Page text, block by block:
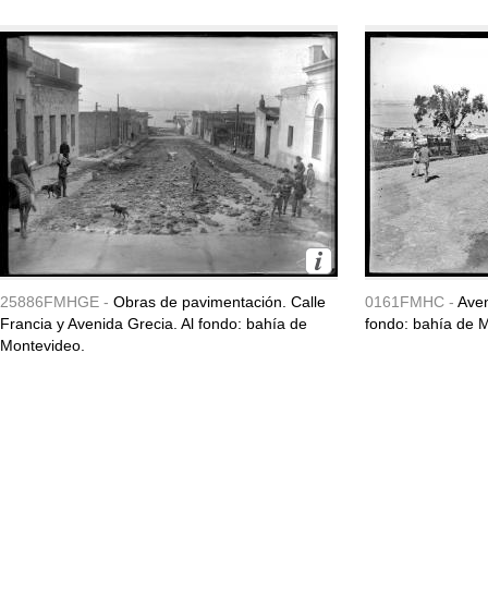
25886FMHGE - Obras de pavimentación. Calle
Francia y Avenida Grecia. Al fondo: bahía de
Montevideo.
0161FMHC -
fondo: bahía de